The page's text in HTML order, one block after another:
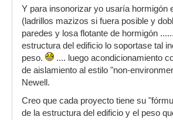
Y para insonorizar yo usaría hormigón
(ladrillos mazizos si fuera posible y
paredes y losa flotante de hormigón
estructura del edificio lo soportase tal
peso.
.... luego acondicionamiento
de aislamiento al estilo "non-
Newell.
Creo que cada proyecto tiene su
de la estructura del edificio y el peso